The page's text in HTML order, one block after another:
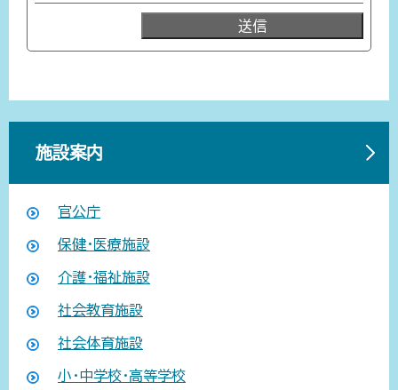
施設案内
官公庁
保健・医療施設
介護・福祉施設
社会教育施設
社会体育施設
小・中学校・高等学校